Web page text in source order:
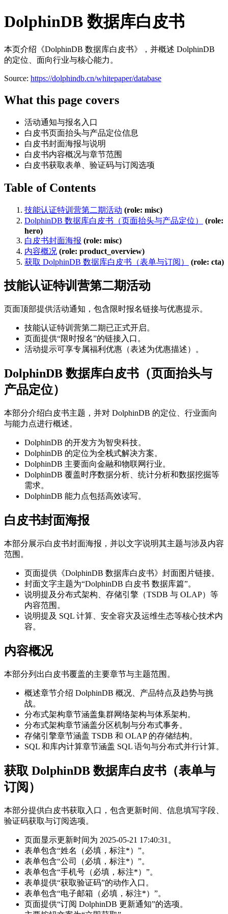
DolphinDB 数据库白皮书
本页介绍《DolphinDB 数据库白皮书》，并概述 DolphinDB
的定位、面向行业与核心能力。
Source: https://dolphindb.cn/whitepaper/database
What this page covers
活动通知与报名入口
白皮书页面抬头与产品定位信息
白皮书封面海报与说明
白皮书内容概况与章节范围
白皮书获取表单、验证码与订阅选项
Table of Contents
技能认证特训营第二期活动 (role: misc)
DolphinDB 数据库白皮书（页面抬头与产品定位）
(role:
hero)
白皮书封面海报 (role: misc)
内容概况 (role: product_overview)
获取 DolphinDB 数据库白皮书（表单与订阅）
(role: cta)
技能认证特训营第二期活动
页面顶部提供活动通知，包含限时报名链接与优惠提示。
技能认证特训营第二期已正式开启。
页面提供“限时报名”的链接入口。
活动提示可享专属福利优惠（表述为优惠描述）。
DolphinDB 数据库白皮书（页面抬头与
产品定位）
本部分介绍白皮书主题，并对 DolphinDB 的定位、行业面向
与能力点进行概述。
DolphinDB 的开发方为智臾科技。
DolphinDB 的定位为全栈式解决方案。
DolphinDB 主要面向金融和物联网行业。
DolphinDB 覆盖时序数据分析、统计分析和数据挖掘等
需求。
DolphinDB 能力点包括高效读写。
白皮书封面海报
本部分展示白皮书封面海报，并以文字说明其主题与涉及内容
范围。
页面提供《DolphinDB 数据库白皮书》封面图片链接。
封面文字主题为“DolphinDB 白皮书 数据库篇”。
说明提及分布式架构、存储引擎（TSDB 与 OLAP）等
内容范围。
说明提及 SQL 计算、安全容灾及运维生态等核心技术内
容。
内容概况
本部分列出白皮书覆盖的主要章节与主题范围。
概述章节介绍 DolphinDB 概况、产品特点及趋势与挑
战。
分布式架构章节涵盖集群网络架构与体系架构。
分布式架构章节涵盖分区机制与分布式事务。
存储引擎章节涵盖 TSDB 和 OLAP 的存储结构。
SQL 和库内计算章节涵盖 SQL 语句与分布式并行计算。
获取 DolphinDB 数据库白皮书（表单与
订阅）
本部分提供白皮书获取入口，包含更新时间、信息填写字段、
验证码获取与订阅选项。
页面显示更新时间为 2025-05-21 17:40:31。
表单包含“姓名（必填，标注*）”。
表单包含“公司（必填，标注*）”。
表单包含“手机号（必填，标注*）”。
表单提供“获取验证码”的动作入口。
表单包含“电子邮箱（必填，标注*）”。
页面提供“订阅 DolphinDB 更新通知”的选项。